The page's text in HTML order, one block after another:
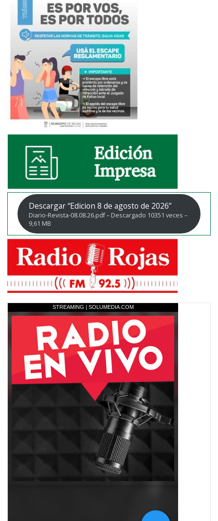
Descargar “Edicion 8 de agosto de 2026”
Diario-Revista-08.08.26.pdf – Descargado 10351 veces –
9,61 MB